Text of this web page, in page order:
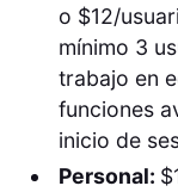
o $12/
mínimo 3
trabajo en
funciones
inicio de
Personal: